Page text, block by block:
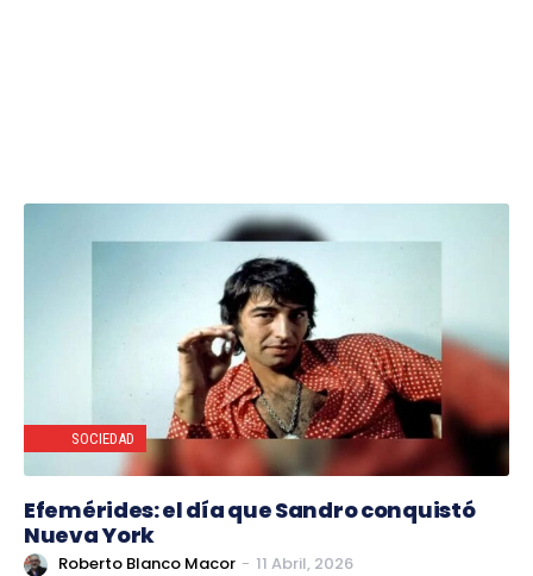
SOCIEDAD
Efemérides: el día que Sandro conquistó
Nueva York
Roberto Blanco Macor - 11 Abril, 2026